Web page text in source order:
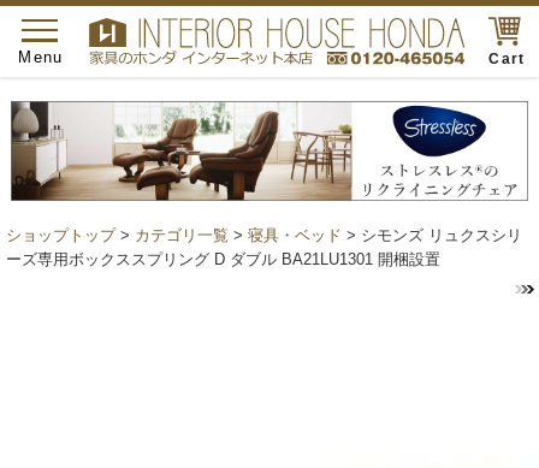
Cart
toggle
navigation
Menu
ショップトップ> カテゴリ一覧 > 寝具・ベッド > シモンズ リュクスシリ
ーズ専用ボックススプリング D ダブル BA21LU1301 開梱設置